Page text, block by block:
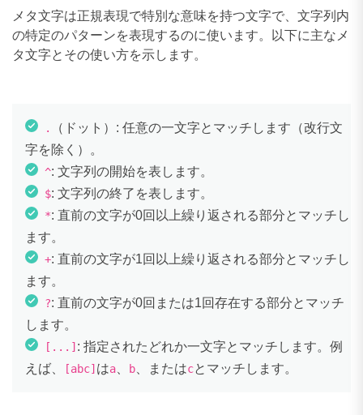
メタ文字は正規表現で特別な意味を持つ文字で、文字列内
の特定のパターンを表現するのに使います。以下に主なメ
タ文字とその使い方を示します。
.
（ドット）: 任意の一文字とマッチします（改行文
字を除く）。
^: 文字列の開始を表します。
$: 文字列の終了を表します。
*: 直前の文字が0回以上繰り返される部分とマッチし
ます。
+: 直前の文字が1回以上繰り返される部分とマッチし
ます。
?: 直前の文字が0回または1回存在する部分とマッチ
します。
[...]: 指定されたどれか一文字とマッチします。例
えば、
[abc]はa b 、またはcとマッチします。